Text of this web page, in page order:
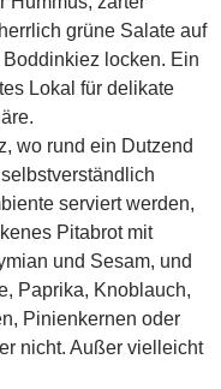
grüne Salate auf
locken. Ein
Lokal für delikate
wo rund ein Dutzend
serviert werden,
Pitabrot mit
und Sesam, und
Paprika, Knoblauch,
Pinienkernen oder
nicht. Außer vielleicht